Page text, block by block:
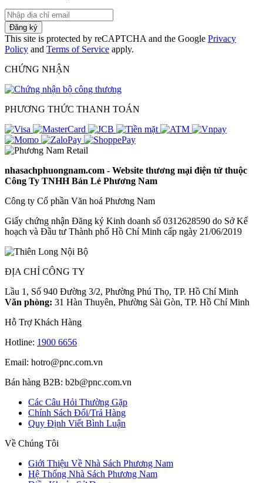
Đăng ký
This site is protected by reCAPTCHA and the Google Privacy
Policy and Terms of Service apply.
CHỨNG NHẬN
PHƯƠNG THỨC THANH TOÁN
nhasachphuongnam.com - Website thương mại điện tử thuộc
Công Ty TNHH Bán Lẻ Phương Nam
Công ty Cổ phần Văn hoá Phương Nam
Giấy chứng nhận Đăng ký Kinh doanh số 0312628590 do Sở Kế
hoạch và Đầu tư Thành phố Hồ Chí Minh cấp ngày 21/06/2019
ĐỊA CHỈ CÔNG TY
Lầu 1, Số 940 Đường 3/2, Phường Phú Thọ, TP. Hồ Chí Minh
Văn phòng: 31 Hàn Thuyên, Phường Sài Gòn, TP. Hồ Chí Minh
Hỗ Trợ Khách Hàng
Hotline: 1900 6656
Email: hotro@pnc.com.vn
Bán hàng B2B: b2b@pnc.com.vn
Các Câu Hỏi Thường Gặp
Chính Sách Đổi/Trả Hàng
Quy Định Viết Bình Luận
Về Chúng Tôi
Giới Thiệu Về Nhà Sách Phương Nam
Hệ Thống Nhà Sách Phương Nam